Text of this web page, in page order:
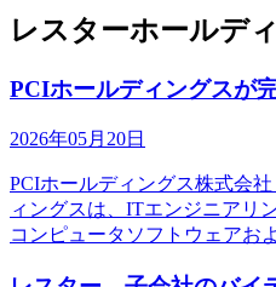
レスターホールデ
PCIホールディングスが
2026年05月20日
PCIホールディングス株式会
ィングスは、ITエンジニアリ
コンピュータソフトウェアお